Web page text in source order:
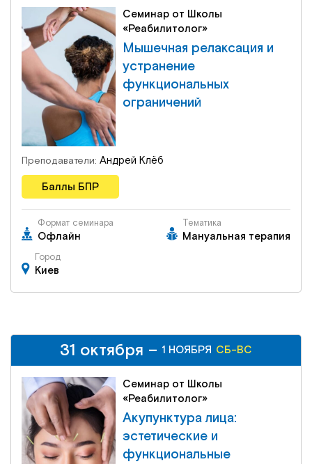
Семинар от Школы
«Реабилитолог»
Мышечная релаксация и
устранение
функциональных
ограничений
Преподаватели: Андрей Клёб
Баллы БПР
Формат семинара
Офлайн
Тематика
Мануальная терапия
Город
Киев
Семинар от Школы
«Реабилитолог»
Акупунктура лица:
эстетические и
функциональные
СБ-ВС 31 октября – 1 НОЯБРЯ
31 октября – 1 НОЯБРЯ СБ-ВС